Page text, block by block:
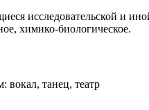
исследовательской и
химико-биологическое.
вокал, танец, театр